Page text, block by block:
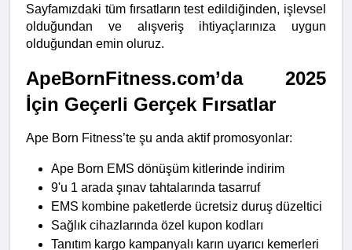
Sayfamızdaki tüm fırsatların test edildiğinden, işlevsel
olduğundan ve alışveriş ihtiyaçlarınıza uygun
olduğundan emin oluruz.
ApeBornFitness.com’da 2025
İçin Geçerli Gerçek Fırsatlar
Ape Born Fitness’te şu anda aktif promosyonlar:
Ape Born EMS dönüşüm kitlerinde indirim
9'u 1 arada şınav tahtalarında tasarruf
EMS kombine paketlerde ücretsiz duruş düzeltici
Sağlık cihazlarında özel kupon kodları
Tanıtım kargo kampanyalı karın uyarıcı kemerleri